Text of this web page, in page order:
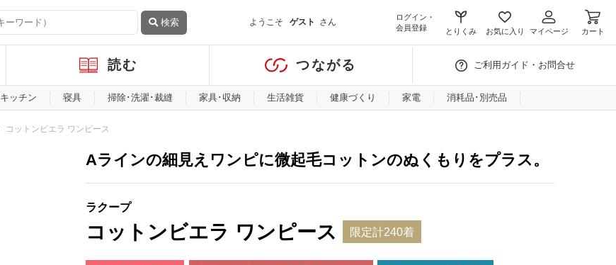
検索 ようこそ ゲスト さん
ログイン・
会員登録
とりくみ お気に入り マイページ カート
読む つながる ご利用ガイド・お問合せ
キッチン 寝具 掃除･洗濯･裁縫 家具･収納 生活雑貨 健康づくり 家電 消耗品･別売品
コットンビエラ ワンピース
Aラインの細見えワンピに微起毛コットンのぬくもりをプラス。
ラクープ
コットンビエラ ワンピース 限定計240着